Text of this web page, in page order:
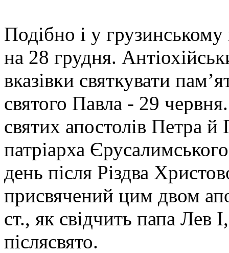
Подібно і у грузинському
на 28 грудня.
вказівки святкувати
святого Павла - 29
святих апостолів Петра
патріарха
день після Різдва
присвячений цим двом
ст., як свідчить папа Лев
післясвято.